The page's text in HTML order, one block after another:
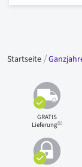
Startseite
GRATIS
Lieferung(1)